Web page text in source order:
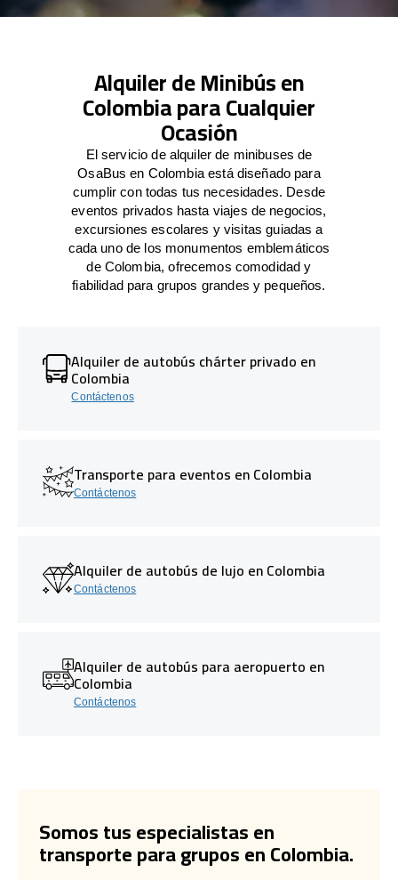
Alquiler de Minibús en
Colombia para Cualquier
Ocasión
El servicio de alquiler de minibuses de
OsaBus en Colombia está diseñado para
cumplir con todas tus necesidades. Desde
eventos privados hasta viajes de negocios,
excursiones escolares y visitas guiadas a
cada uno de los monumentos emblemáticos
de Colombia, ofrecemos comodidad y
fiabilidad para grupos grandes y pequeños.
Alquiler de autobús chárter privado en
Colombia
Contáctenos
Transporte para eventos en Colombia
Contáctenos
Alquiler de autobús de lujo en Colombia
Contáctenos
Alquiler de autobús para aeropuerto en
Colombia
Contáctenos
Somos tus especialistas en
transporte para grupos en Colombia.